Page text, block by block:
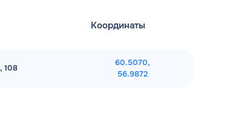
Координаты
108
60.5070,
56.9872